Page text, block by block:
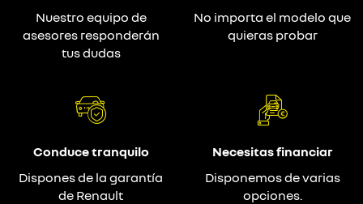
Nuestro equipo de
asesores responderán
tus dudas
No importa el modelo que
quieras probar
Conduce tranquilo
Dispones de la garantía
de Renault
Necesitas financiar
Disponemos de varias
opciones.